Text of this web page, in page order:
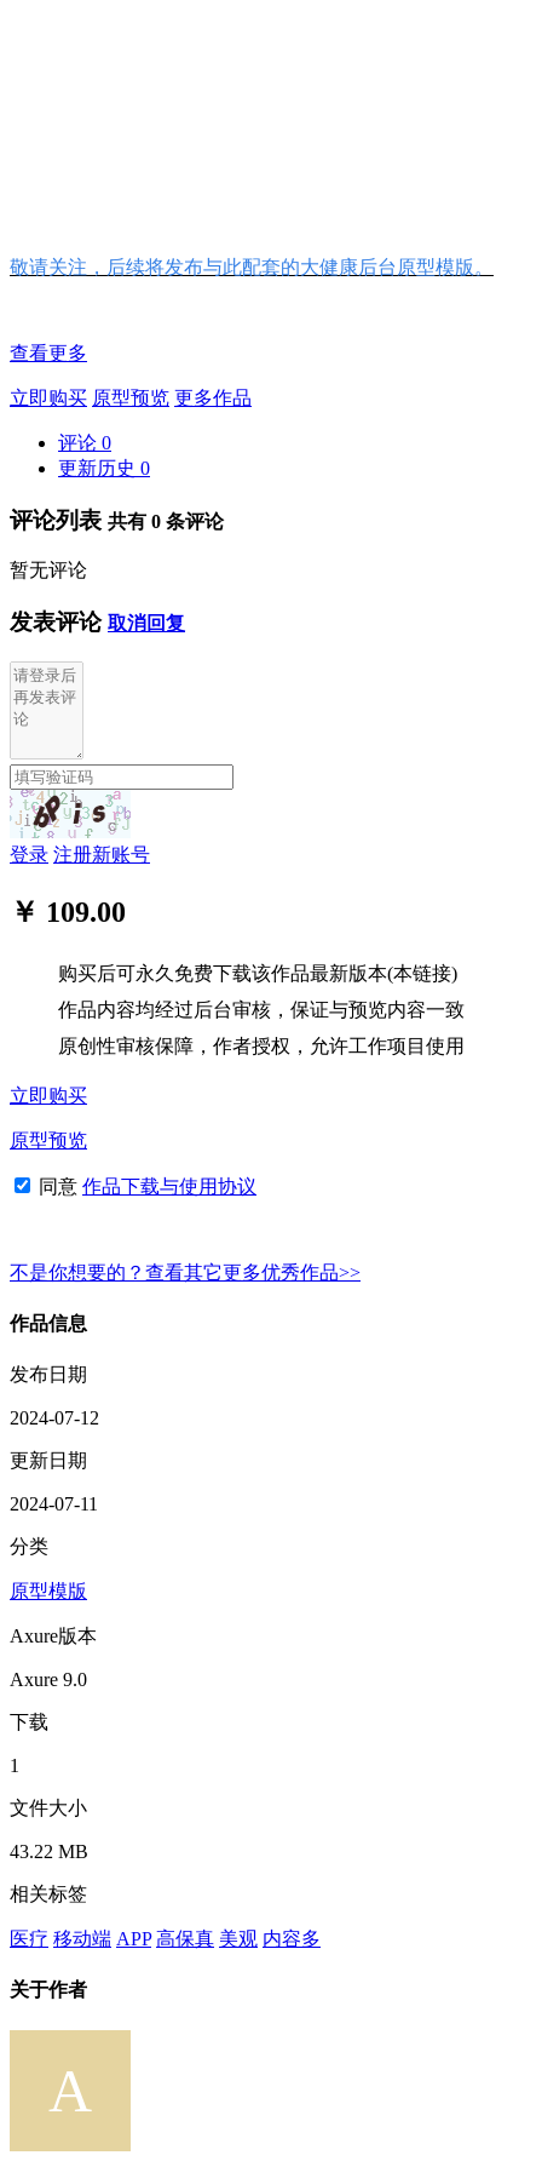
敬请关注，后续将发布与此配套的大健康后台原型模版。
查看更多
立即购买 原型预览 更多作品
评论 0
更新历史 0
评论列表 共有 0 条评论
暂无评论
发表评论 取消回复
登录 注册新账号
￥ 109.00
购买后可永久免费下载该作品最新版本(本链接)
作品内容均经过后台审核，保证与预览内容一致
原创性审核保障，作者授权，允许工作项目使用
立即购买
原型预览
同意 作品下载与使用协议
不是你想要的？查看其它更多优秀作品>>
作品信息
发布日期
2024-07-12
更新日期
2024-07-11
分类
原型模版
Axure版本
Axure 9.0
下载
1
文件大小
43.22 MB
相关标签
医疗 移动端 APP 高保真 美观 内容多
关于作者